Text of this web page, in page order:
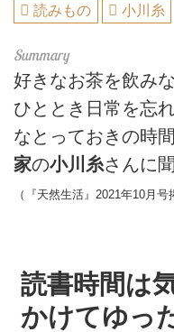
読みもの 小川糸
好きなお茶を飲み
ひととき日常を忘
なとっておきの時
家の小川糸さんに
（『天然生活』2021年10月号
読書時間は
かけてゆっ